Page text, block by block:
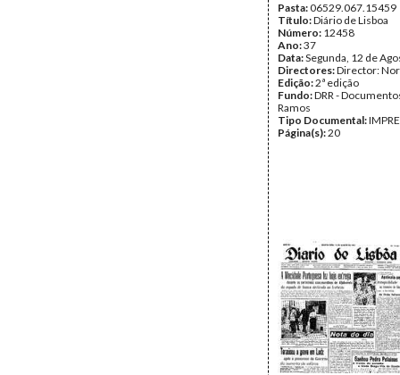
Pasta:06529.067.15459
Título:Diário de Lisboa
Número: 12458
Ano:37
Data:Segunda, 12 de
Directores:Director:
Edição:2ª edição
Fundo:DRR -
Ramos
Tipo Documental:
Página(s):20